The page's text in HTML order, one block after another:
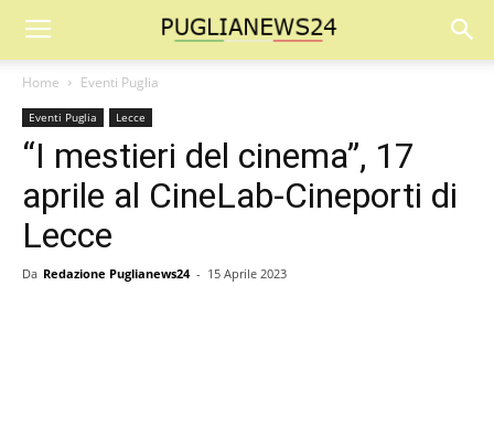
Home Eventi Puglia
Eventi Puglia Lecce
“I mestieri del cinema”, 17
aprile al CineLab-Cineporti di
Lecce
Da Redazione Puglianews24 - 15 Aprile 2023